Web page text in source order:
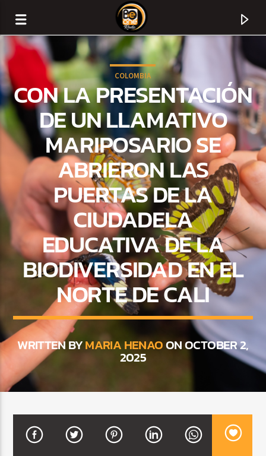
CURRENT TRACK
TITLE
ARTIST
CURRENT SHOW
BALADAS Y VALLENATO
2:00 PM 5:00 PM
Beone Radio
COLOMBIA
CON LA PRESENTACIÓN
DE UN LLAMATIVO
MARIPOSARIO SE
ABRIERON LAS
PUERTAS DE LA
CIUDADELA
EDUCATIVA DE LA
BIODIVERSIDAD EN EL
NORTE DE CALI
WRITTEN BYMARIA HENAOON OCTOBER 2,
2025